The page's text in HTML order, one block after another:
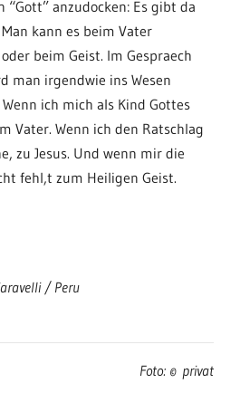
“Gott” anzudocken: Es gibt da
Man kann es beim Vater
beim Geist. Im Gespraech
man irgendwie ins Wesen
ich mich als Kind Gottes
Vater. Wenn ich den Ratschlag
zu Jesus. Und wenn mir die
fehl,t zum Heiligen Geist.
/ Peru
© privat